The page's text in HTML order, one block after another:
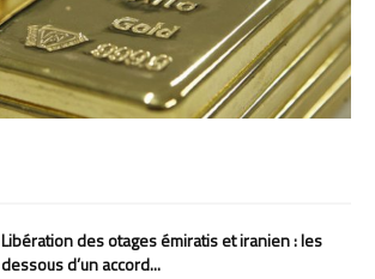
Libération des otages émiratis et iranien : les
dessous d’un accord...